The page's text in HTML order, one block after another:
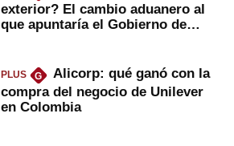
exterior? El cambio aduanero al
que apuntaría el Gobierno de
PLUS G
Alicorp: qué ganó con la
compra del negocio de Unilever
en Colombia